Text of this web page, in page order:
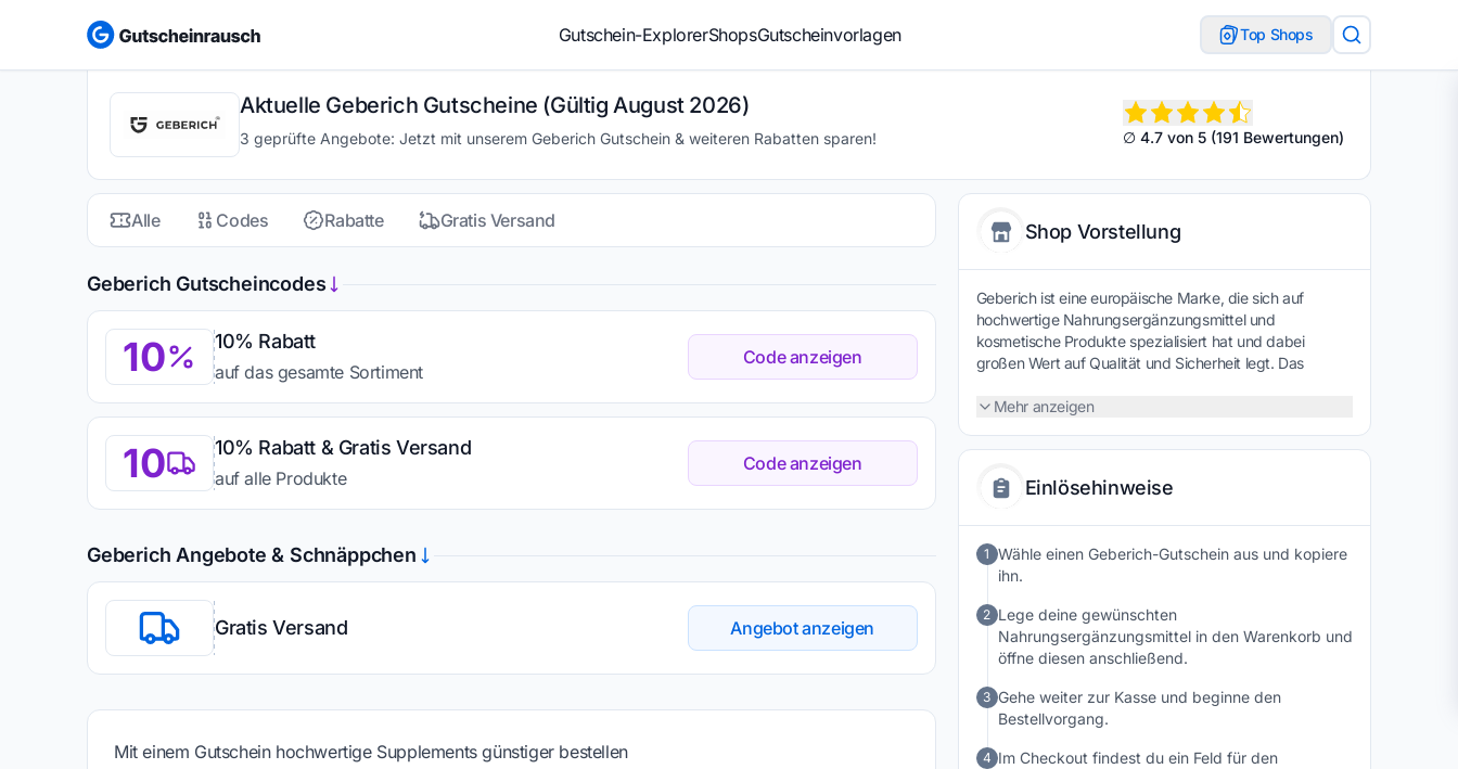
Gutschein-ExplorerShopsGutscheinvorlagen Top Shops
Aktuelle Geberich Gutscheine (Gültig August 2026)
3 geprüfte Angebote: Jetzt mit unserem Geberich Gutschein & weiteren Rabatten sparen! ∅ 4.7 von 5 (191 Bewertungen)
Alle Codes Rabatte Gratis Versand
Geberich Gutscheincodes
10 10% Rabatt
auf das gesamte Sortiment
Code anzeigen
10 10% Rabatt & Gratis Versand
auf alle Produkte
Code anzeigen
Geberich Angebote & Schnäppchen
Gratis Versand Angebot anzeigen
Mit einem Gutschein hochwertige Supplements günstiger bestellen
Shop Vorstellung
Geberich ist eine europäische Marke, die sich auf
hochwertige Nahrungsergänzungsmittel und
kosmetische Produkte spezialisiert hat und dabei
großen Wert auf Qualität und Sicherheit legt. Das
und bietet gezielte Lösungen für Gesundheit und Pflege
an transparente Inhaltsstoffe sowie die konsequente
Produktion. Durch kontinuierliche Forschung und
und Kosmetik zuverlässig erfüllt.
Mehr anzeigen
Einlösehinweise
1 Wähle einen Geberich-Gutschein aus und kopiere
ihn.
2 Lege deine gewünschten
Nahrungsergänzungsmittel in den Warenkorb und
öffne diesen anschließend.
3 Gehe weiter zur Kasse und beginne den
Bestellvorgang.
4 Im Checkout findest du ein Feld für den